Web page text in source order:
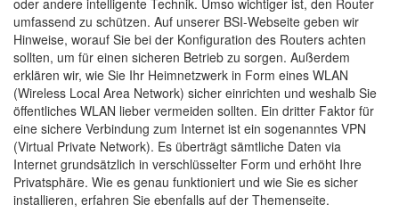
oder andere intelligente Technik. Umso wichtiger ist, den Router
umfassend zu schützen. Auf unserer BSI-Webseite geben wir
Hinweise, worauf Sie bei der Konfiguration des Routers achten
sollten, um für einen sicheren Betrieb zu sorgen. Außerdem
erklären wir, wie Sie Ihr Heimnetzwerk in Form eines WLAN
(Wireless Local Area Network) sicher einrichten und weshalb Sie
öffentliches WLAN lieber vermeiden sollten. Ein dritter Faktor für
eine sichere Verbindung zum Internet ist ein sogenanntes VPN
(Virtual Private Network). Es überträgt sämtliche Daten via
Internet grundsätzlich in verschlüsselter Form und erhöht Ihre
Privatsphäre. Wie es genau funktioniert und wie Sie es sicher
installieren, erfahren Sie ebenfalls auf der Themenseite.